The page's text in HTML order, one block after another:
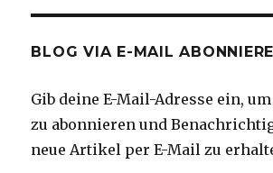
BLOG VIA E-MAIL
Gib deine E-Mail-Adresse ein,
zu abonnieren und
neue Artikel per E-Mail zu